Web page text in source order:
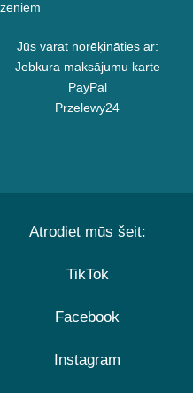
Jūs varat norēķināties ar:
Jebkura maksājumu karte
PayPal
Przelewy24
Atrodiet mūs šeit:
TikTok
Facebook
Instagram